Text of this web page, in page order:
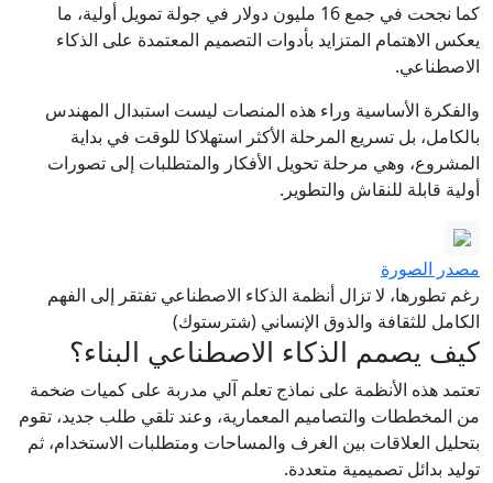
كما نجحت في جمع 16 مليون دولار في جولة تمويل أولية، ما
يعكس الاهتمام المتزايد بأدوات التصميم المعتمدة على الذكاء
الاصطناعي.
والفكرة الأساسية وراء هذه المنصات ليست استبدال المهندس
بالكامل، بل تسريع المرحلة الأكثر استهلاكا للوقت في بداية
المشروع، وهي مرحلة تحويل الأفكار والمتطلبات إلى تصورات
أولية قابلة للنقاش والتطوير.
مصدر الصورة
رغم تطورها، لا تزال أنظمة الذكاء الاصطناعي تفتقر إلى الفهم
الكامل للثقافة والذوق الإنساني (شترستوك)
كيف يصمم الذكاء الاصطناعي البناء؟
تعتمد هذه الأنظمة على نماذج تعلم آلي مدربة على كميات ضخمة
من المخططات والتصاميم المعمارية، وعند تلقي طلب جديد، تقوم
بتحليل العلاقات بين الغرف والمساحات ومتطلبات الاستخدام، ثم
توليد بدائل تصميمية متعددة.